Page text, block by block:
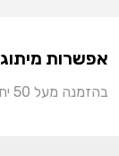
אפשרות מיתוג
בהזמנה מעל 50 יח' לפריט